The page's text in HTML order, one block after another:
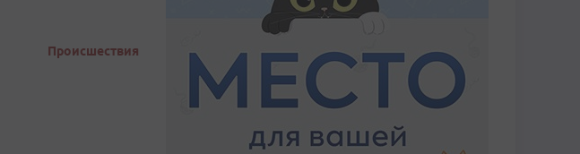
Происшествия